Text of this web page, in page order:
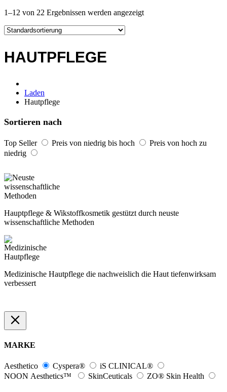
1–12 von 22 Ergebnissen werden angezeigt
HAUTPFLEGE
Laden
Hautpflege
Sortieren nach
Top Seller Preis von niedrig bis hoch
Preis von hoch zu
niedrig
Hauptpflege & Wikstoffkosmetik gestützt durch neuste
wissenschaftliche Methoden
Medizinische Hautpflege die nachweislich die Haut tiefenwirksam
verbessert
MARKE
Aesthetico Cyspera®
iS CLINICAL®
NOON Aesthetics™
SkinCeuticals ZO® Skin Health